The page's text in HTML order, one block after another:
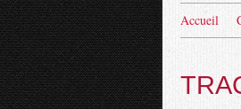
Accueil